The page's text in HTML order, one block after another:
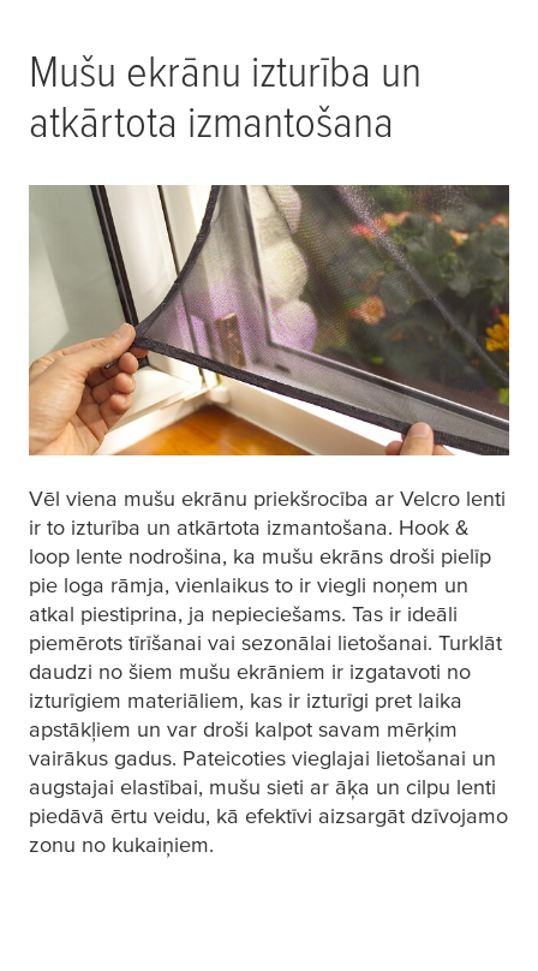
Mušu ekrānu izturība un
atkārtota izmantošana
Vēl viena mušu ekrānu priekšrocība ar Velcro lenti
ir to izturība un atkārtota izmantošana. Hook &
loop lente nodrošina, ka mušu ekrāns droši pielīp
pie loga rāmja, vienlaikus to ir viegli noņem un
atkal piestiprina, ja nepieciešams. Tas ir ideāli
piemērots tīrīšanai vai sezonālai lietošanai. Turklāt
daudzi no šiem mušu ekrāniem ir izgatavoti no
izturīgiem materiāliem, kas ir izturīgi pret laika
apstākļiem un var droši kalpot savam mērķim
vairākus gadus. Pateicoties vieglajai lietošanai un
augstajai elastībai, mušu sieti ar āķa un cilpu lenti
piedāvā ērtu veidu, kā efektīvi aizsargāt dzīvojamo
zonu no kukaiņiem.